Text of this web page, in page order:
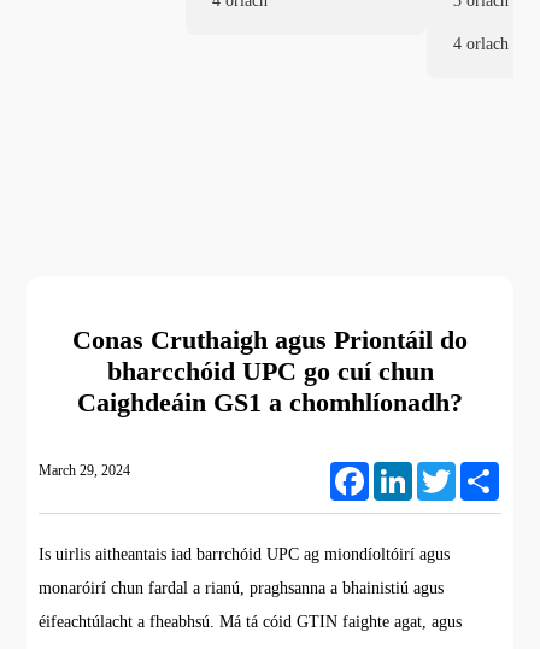
4 orlach
Conas Cruthaigh agus Priontáil do
bharcchóid UPC go cuí chun
Caighdeáin GS1 a chomhlíonadh?
March 29, 2024 FacebookLinkedIn Twitter
Is uirlis aitheantais iad barrchóid UPC ag miondíoltóirí agus
monaróirí chun fardal a rianú, praghsanna a bhainistiú agus
éifeachtúlacht a fheabhsú. Má tá cóid GTIN faighte agat, agus